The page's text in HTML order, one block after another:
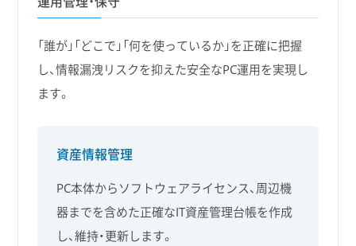
「誰が」「どこで」「何を使っているか」を正確に把握
し、情報漏洩リスクを抑えた安全なPC運用を実現し
ます。
資産情報管理
PC本体からソフトウェアライセンス、周辺機
器までを含めた正確なIT資産管理台帳を作成
し、維持・更新します。